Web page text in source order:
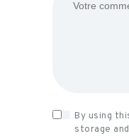
By using
storage